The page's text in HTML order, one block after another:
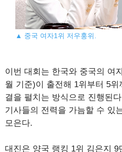
▲ 중국 여자1위 저우훙위.
이번 대회는 한국와 중국의 여
월 기준)이 출전해 1위부터 5
결을 펼치는 방식으로 진행된
기사들의 전력을 가늠할 수 있
모은다.
대진은 양국 랭킹 1위 김은지 9